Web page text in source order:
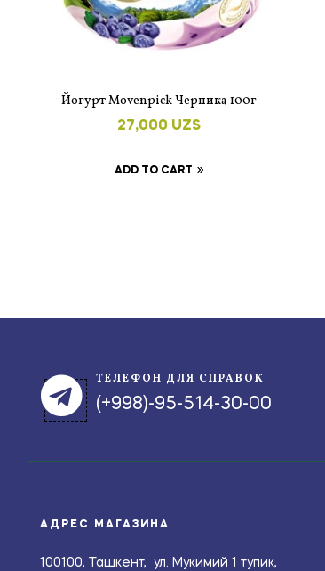
Йогурт Movenpick Черника 100г
27,000 UZS
ADD TO CART
ТЕЛЕФОН ДЛЯ СПРАВОК
(+998)-95-514-30-00
АДРЕС МАГАЗИНА
100100, Ташкент, ул. Мукимий 1 тупик,